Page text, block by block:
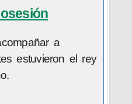
a
estuvieron el rey